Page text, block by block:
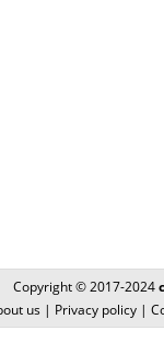
Copyright © 2017-2024
us| Privacy policy|